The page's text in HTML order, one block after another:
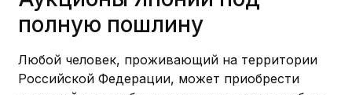
полную пошлину
Любой человек, проживающий на территории
Российской Федерации, может приобрести